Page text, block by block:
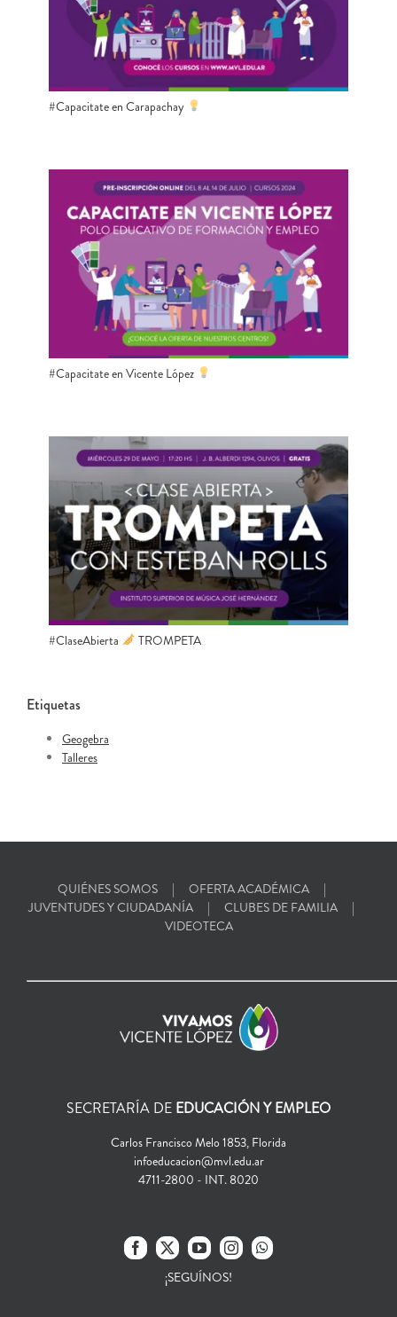
#Capacitate en Carapachay
#Capacitate en Vicente López
#ClaseAbierta ​ TROMPETA
Etiquetas
Geogebra
Talleres
QUIÉNES SOMOS
OFERTA ACADÉMICA
JUVENTUDES Y CIUDADANÍA
CLUBES DE FAMILIA
VIDEOTECA
SECRETARÍA DE EDUCACIÓN Y EMPLEO
Carlos Francisco Melo 1853, Florida
infoeducacion@mvl.edu.ar
4711-2800 - INT. 8020
¡SEGUÍNOS!